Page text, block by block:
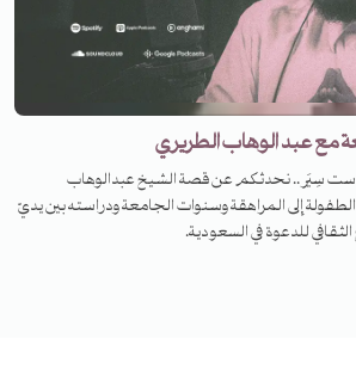
مع عبد الوهاب الطريري
سِيَر.. نحدثكم عن قصة الشيخ عبدالوهاب
إلى المراهقة وسنوات الجامعة ودراسته بين يديّ
للدعوة في السعودية.